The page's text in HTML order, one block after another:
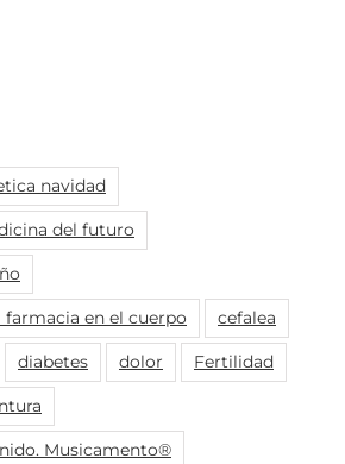
navidad
del futuro
en el cuerpo cefalea
diabetes dolor Fertilidad
Musicamento®